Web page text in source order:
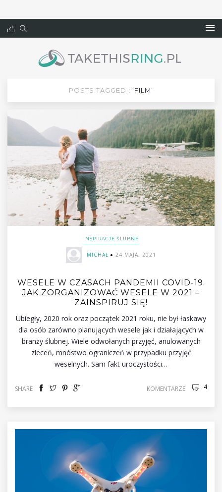
POSTS TAGGED : ‘FILM’
INSPIRACJE ŚLUBNE
MICHAŁ 24 MAJA, 2021
WESELE W CZASACH PANDEMII COVID-19.
JAK ZORGANIZOWAĆ WESELE W 2021 –
ZAINSPIRUJ SIĘ!
Ubiegły, 2020 rok oraz początek 2021 roku, nie był łaskawy
dla osób zarówno planujących wesele jak i działających w
branży ślubnej. Wiele odwołanych przyjęć, anulowanych
zleceń, mnóstwo ograniczeń w przypadku przyjęć
weselnych. Sam fakt uroczystości…
SHARE KOMENTARZE 4